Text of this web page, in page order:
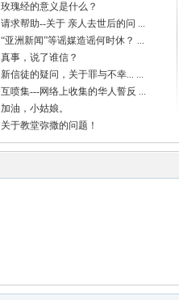
玫瑰经的意义是什么？
请求帮助--关于 亲人去世后的问 ...
“亚洲新闻”等谣媒造谣何时休？ ...
真事，说了谁信？
新信徒的疑问，关于罪与不幸... ...
互喷集---网络上收集的华人誓反 ...
加油，小姑娘。
关于教堂弥撒的问题！